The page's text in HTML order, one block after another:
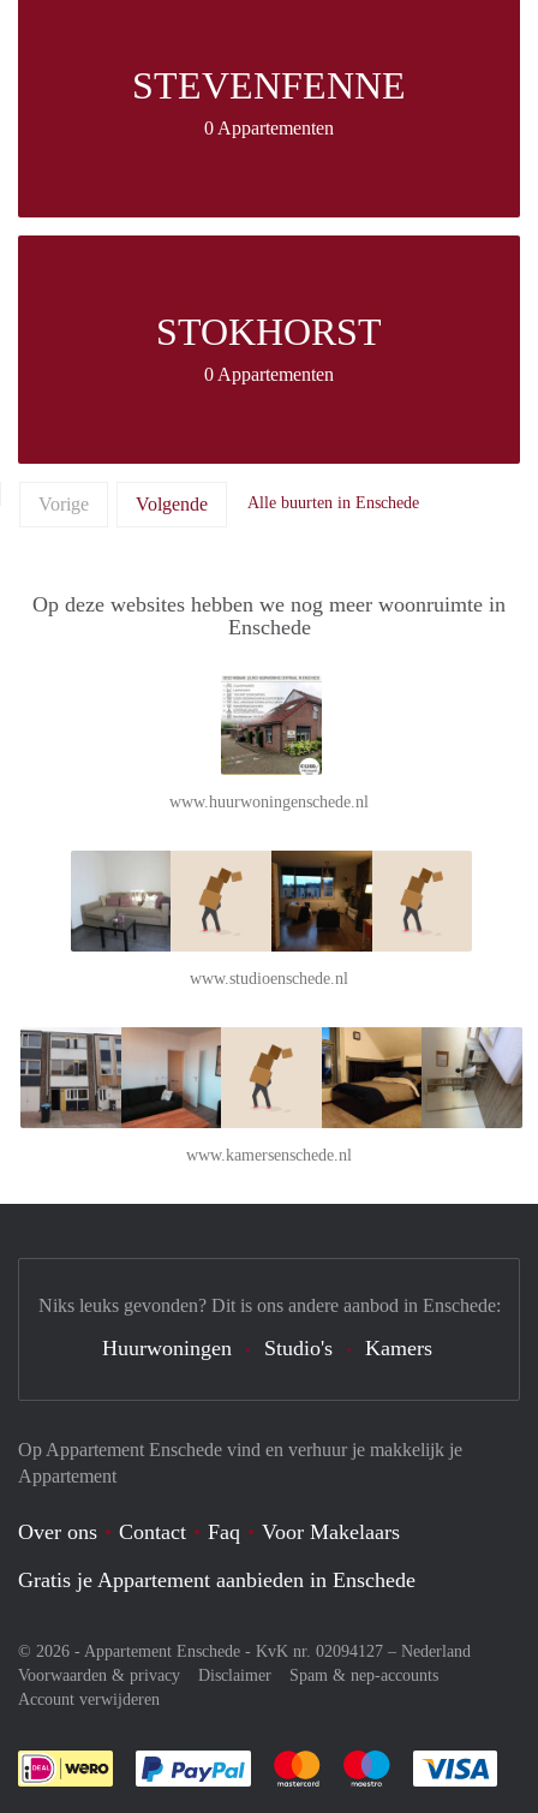
STEVENFENNE
0 Appartementen
STOKHORST
0 Appartementen
Vorige Volgende Alle buurten in Enschede
Op deze websites hebben we nog meer woonruimte in
Enschede
www.huurwoningenschede.nl
www.studioenschede.nl
www.kamersenschede.nl
Op Appartement Enschede vind en verhuur je makkelijk je
Appartement
Over ons Contact Faq
Voor Makelaars
Gratis je Appartement aanbieden in Enschede
© 2026 - Appartement Enschede - KvK nr. 02094127 – Nederland
Voorwaarden & privacy
Disclaimer
Spam & nep-accounts
Account verwijderen
Je rekent gemakkelijk af met Paypal
Je rekent gemakkelijk af met
Je rekent
Niks leuks gevonden? Dit is ons andere aanbod in Enschede:
Huurwoningen Studio's Kamers